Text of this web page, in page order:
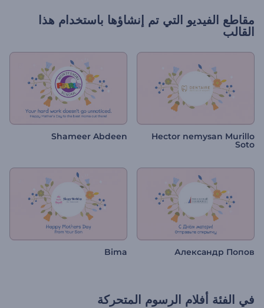
مقاطع الفيديو التي تم إنشاؤها باستخدام هذا
القالب
Hector nemysan Murillo
Soto
Shameer Abdeen
Александр Попов
Bima
في الفئة أفلام الرسوم المتحركة